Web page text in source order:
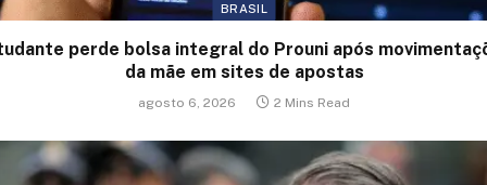
BRASIL
perde bolsa integral do Prouni após
da mãe em sites de apostas
agosto 6, 2026 2 Mins Read